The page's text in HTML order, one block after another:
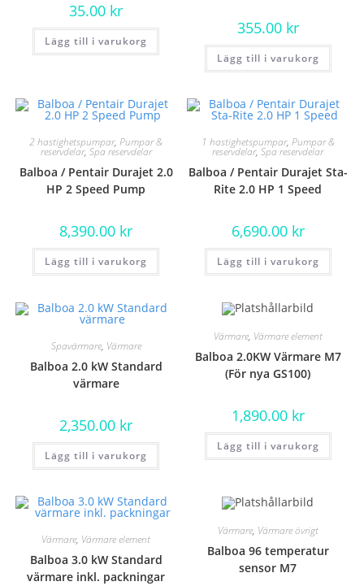
35.00 kr
Lägg till i varukorg
355.00 kr
Lägg till i varukorg
2 hastighetspumpar,Pumpar &
reservdelar, Spa reservdelar
Balboa / Pentair Durajet 2.0
HP 2 Speed Pump
8,390.00 kr
Lägg till i varukorg
1 hastighetspumpar, Pumpar &
reservdelar,Spa reservdelar
Balboa / Pentair Durajet Sta-
Rite 2.0 HP 1 Speed
6,690.00 kr
Lägg till i varukorg
Spavärmare, Värmare
Balboa 2.0 kW Standard
värmare
2,350.00 kr
Lägg till i varukorg
Värmare, Värmare element
Balboa 2.0KW Värmare M7
(För nya GS100)
1,890.00 kr
Lägg till i varukorg
Värmare, Värmare element
Balboa 3.0 kW Standard
värmare inkl. packningar
Värmare, Värmare övrigt
Balboa 96 temperatur
sensor M7